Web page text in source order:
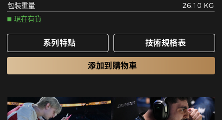
包裝重量
26.10 KG
現在有貨
系列特點 技術規格表
添加到購物車